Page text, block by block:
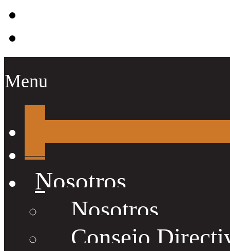
Menu
Nosotros
Nosotros
Consejo